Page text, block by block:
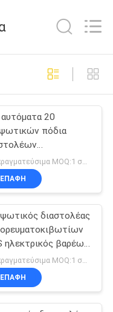
38
49
αυτόματα 20
πόδια
Διαπραγματεύσιμα MOQ:1 σύνολο
ΕΠΑΦΉ
διαστολέας
ηλεκτρικός βαρέων
40t
ΕΠΑΦΉ